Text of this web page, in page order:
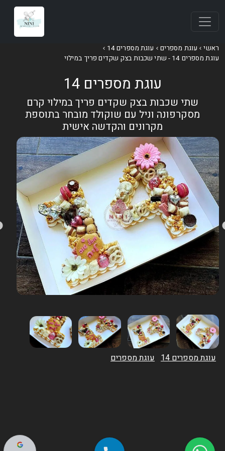
ראשי עוגת מספרים
עוגת מספרים 14
עוגת מספרים 14 - שתי שכבות בצק שקדים פריך במילוי
עוגת מספרים 14
שתי שכבות בצק שקדים פריך במילוי קרם
מסקרפונה וניל עם שוקולד מובחר בתוספת
מקרונים והקדשה אישית
עוגת מספרים 14 עוגת מספרים